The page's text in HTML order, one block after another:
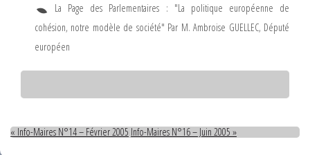
La Page des Parlementaires : "La politique européenne de
cohésion, notre modèle de société" Par M. Ambroise GUELLEC, Député
européen
« Info-Maires N°14 – Février 2005 Info-Maires N°16 – Juin 2005 »